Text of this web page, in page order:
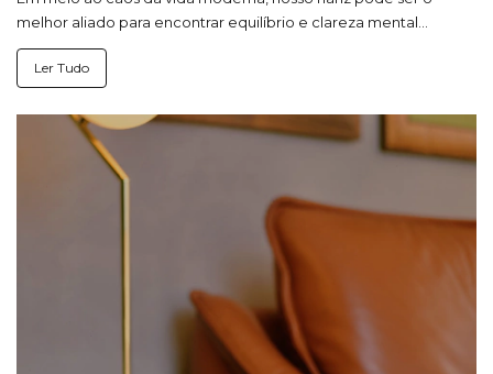
melhor aliado para encontrar equilíbrio e clareza mental...
Ler Tudo